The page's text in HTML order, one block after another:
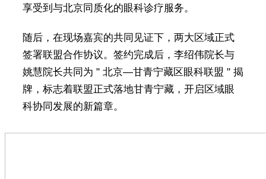
享受到与北京同质化的眼科诊疗服务。
随后，在现场嘉宾的共同见证下，两大区域正式
签署联盟合作协议。签约完成后，李绍伟院长与
姚慧院长共同为 " 北京—甘青宁藏区眼科联盟 " 揭
牌，标志着联盟正式落地甘青宁藏，开启区域眼
科协同发展的新篇章。